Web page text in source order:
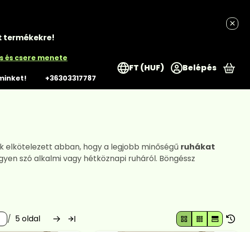
termékekre!
és csere menete
+36303317787
FT (HUF) Belépés A
abban, hogy a legjobb minőségű ruhákat
szó alkalmi vagy hétköznapi ruháról. Böngéssz
5